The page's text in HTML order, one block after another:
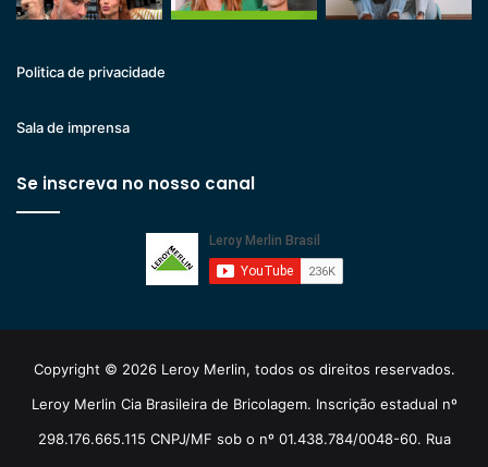
Politica de privacidade
Sala de imprensa
Se inscreva no nosso canal
Copyright © 2026 Leroy Merlin, todos os direitos reservados.
Leroy Merlin Cia Brasileira de Bricolagem. Inscrição estadual nº
298.176.665.115 CNPJ/MF sob o nº 01.438.784/0048-60. Rua